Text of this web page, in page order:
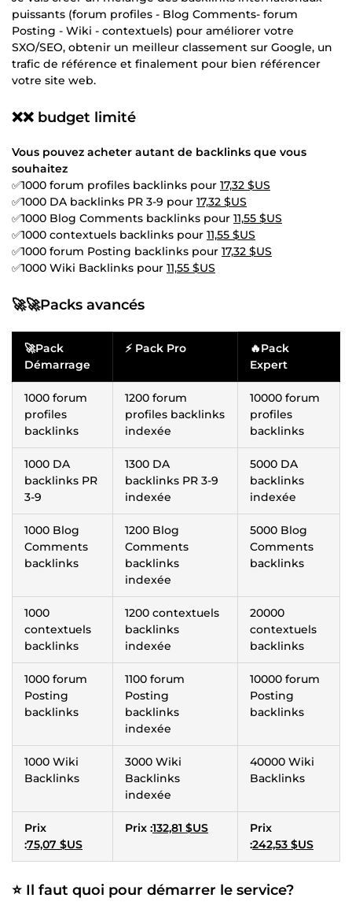
puissants (forum profiles - Blog Comments- forum
Posting - Wiki - contextuels) pour améliorer votre
SXO/SEO, obtenir un meilleur classement sur Google, un
trafic de référence et finalement pour bien référencer
votre site web.
❌❌ budget limité
Vous pouvez acheter autant de backlinks que vous
souhaitez
✅1000 forum profiles backlinks pour 17,32 $US
✅1000 DA backlinks PR 3-9 pour 17,32 $US
✅1000 Blog Comments backlinks pour 11,55 $US
✅1000 contextuels backlinks pour 11,55 $US
✅1000 forum Posting backlinks pour 17,32 $US
✅1000 Wiki Backlinks pour 11,55 $US
🚀🚀Packs avancés
🚀Pack
Démarrage
⚡ Pack Pro
🔥Pack
Expert
1000 forum
profiles
backlinks
1200 forum
profiles backlinks
indexée
10000 forum
profiles
backlinks
1000 DA
backlinks PR
3-9
1300 DA
backlinks PR 3-9
indexée
5000 DA
backlinks
indexée
1000 Blog
Comments
backlinks
1200 Blog
Comments
backlinks
indexée
5000 Blog
Comments
backlinks
1000
contextuels
backlinks
1200 contextuels
backlinks
indexée
20000
contextuels
backlinks
1000 forum
Posting
backlinks
1100 forum
Posting
backlinks
indexée
10000 forum
Posting
backlinks
1000 Wiki
Backlinks
3000 Wiki
Backlinks
indexée
40000 Wiki
Backlinks
Prix
:75,07 $US
Prix :132,81 $US
Prix
:242,53 $US
⭐ Il faut quoi pour démarrer le service?